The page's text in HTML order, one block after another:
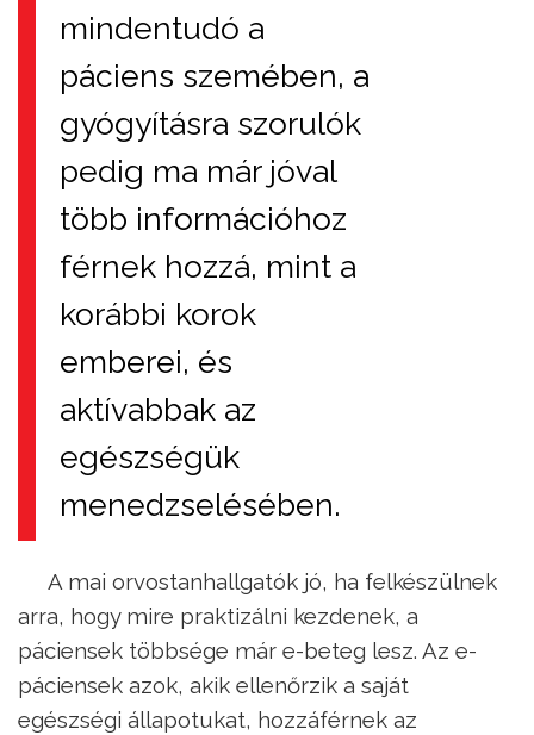
mindentudó a
páciens szemében, a
gyógyításra szorulók
pedig ma már jóval
több információhoz
férnek hozzá, mint a
korábbi korok
emberei, és
aktívabbak az
egészségük
menedzselésében.
A mai orvostanhallgatók jó, ha felkészülnek
arra, hogy mire praktizálni kezdenek, a
páciensek többsége már e-beteg lesz. Az e-
páciensek azok, akik ellenőrzik a saját
egészségi állapotukat, hozzáférnek az